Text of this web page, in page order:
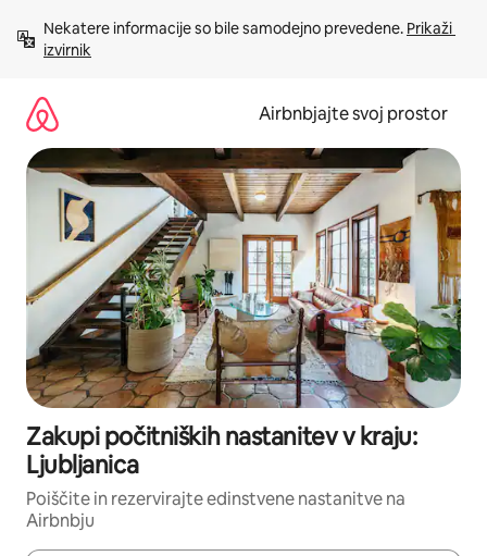
vsebino
Nekatere informacije so bile samodejno prevedene. Prikaži
izvirnik
Airbnbjajte svoj prostor
Zakupi počitniških nastanitev v kraju:
Ljubljanica
Poiščite in rezervirajte edinstvene nastanitve na
Airbnbju